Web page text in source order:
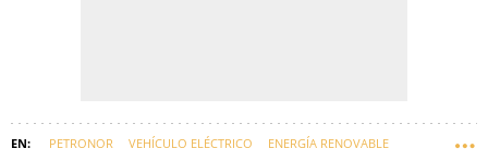
PETRONOR VEHÍCULO ELÉCTRICO ENERGÍA RENOVABLE